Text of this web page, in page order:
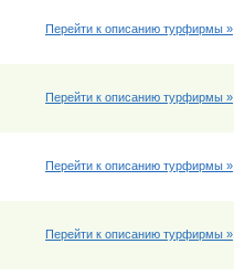
Перейти к описанию турфирмы »
Перейти к описанию турфирмы »
Перейти к описанию турфирмы »
Перейти к описанию турфирмы »